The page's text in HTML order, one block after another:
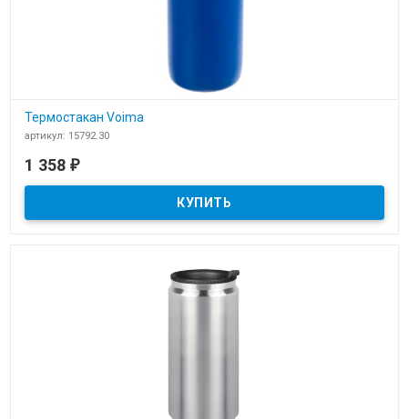
Термостакан Voima
артикул: 15792.30
1 358 ₽